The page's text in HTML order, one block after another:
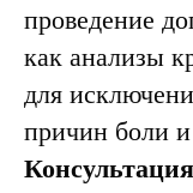
проведение
как анализы
для
причин боли и